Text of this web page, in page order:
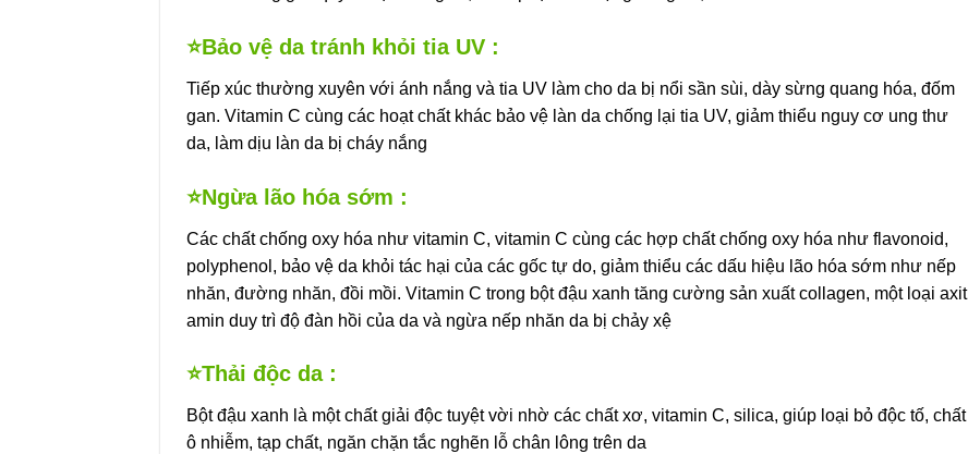
⭐Bảo vệ da tránh khỏi tia UV :
Tiếp xúc thường xuyên với ánh nắng và tia UV làm cho da bị nổi sần sùi, dày sừng quang hóa, đốm
gan. Vitamin C cùng các hoạt chất khác bảo vệ làn da chống lại tia UV, giảm thiểu nguy cơ ung thư
da, làm dịu làn da bị cháy nắng
⭐Ngừa lão hóa sớm :
Các chất chống oxy hóa như vitamin C, vitamin C cùng các hợp chất chống oxy hóa như flavonoid,
polyphenol, bảo vệ da khỏi tác hại của các gốc tự do, giảm thiểu các dấu hiệu lão hóa sớm như nếp
nhăn, đường nhăn, đồi mồi. Vitamin C trong bột đậu xanh tăng cường sản xuất collagen, một loại axit
amin duy trì độ đàn hồi của da và ngừa nếp nhăn da bị chảy xệ
⭐Thải độc da :
Bột đậu xanh là một chất giải độc tuyệt vời nhờ các chất xơ, vitamin C, silica, giúp loại bỏ độc tố, chất
ô nhiễm, tạp chất, ngăn chặn tắc nghẽn lỗ chân lông trên da